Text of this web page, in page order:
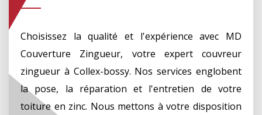
Choisissez la qualité et l'expérience avec MD
Couverture Zingueur, votre expert couvreur
zingueur à Collex-bossy. Nos services englobent
la pose, la réparation et l'entretien de votre
toiture en zinc. Nous mettons à votre disposition